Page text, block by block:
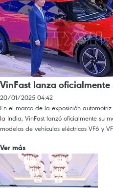
VinFast lanza
20/01/2025 04:42
En el marco de la exposición
la India, VinFast lanzó oficialmente su
modelos de vehículos eléctricos VF6 y
Ver más